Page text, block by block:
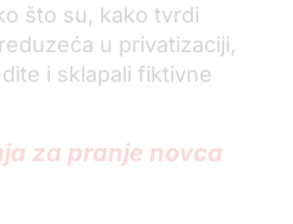
što su, kako tvrdi
u privatizaciji,
i sklapali fiktivne
za pranje novca